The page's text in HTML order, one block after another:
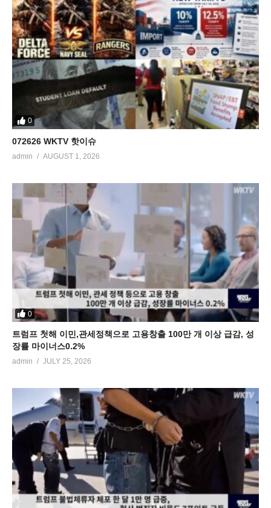
0
072626 WKTV 핫이슈
admin AUGUST 1, 2026
0
트럼프 첫해 이민,관세정책으로 고용창출 100만 개 이상 급감, 성
장률 마이너스0.2%
admin JULY 25, 2026